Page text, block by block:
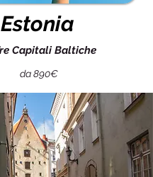
Estonia
Capitali Baltiche
da 890€